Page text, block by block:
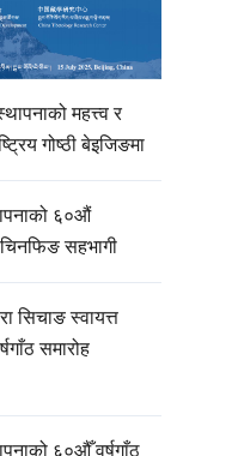
महत्त्व र
गोष्ठी बेइजिङमा
६०औं
चिनफिङ सहभागी
सिचाङ स्वायत्त
समारोह